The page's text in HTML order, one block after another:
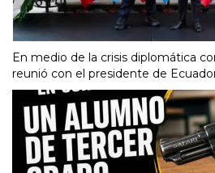
En medio de la crisis diplomática
reunió con el presidente de